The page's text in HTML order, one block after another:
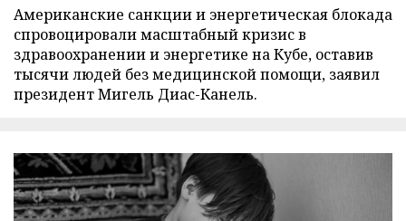
Американские санкции и энергетическая блокада
спровоцировали масштабный кризис в
здравоохранении и энергетике на Кубе, оставив
тысячи людей без медицинской помощи, заявил
президент Мигель Диас-Канель.